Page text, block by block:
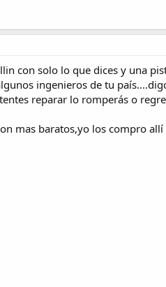
con solo lo que dices y una
ingenieros de tu
reparar lo romperás o
mas baratos,yo los compro